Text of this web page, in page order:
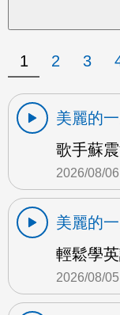
1 2 3
美麗的
歌手蘇
2026/08/06
美麗的
輕鬆學
2026/08/05